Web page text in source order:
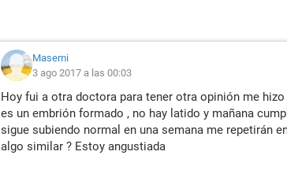
Masemi
3 ago 2017 a las 00:03
Hoy fui a otra doctora para tener otra opinión me
es un embrión formado , no hay latido y mañana
sigue subiendo normal en una semana me repetirán
algo similar ? Estoy angustiada